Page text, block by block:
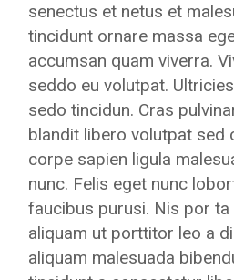
senectus et netus et
tincidunt ornare massa
accumsan quam viverra.
seddo eu volutpat.
sedo tincidun. Cras
blandit libero volutpat sed
corpe sapien ligula
nunc. Felis eget nunc
faucibus purusi. Nis por
aliquam ut porttitor leo a
aliquam malesuada